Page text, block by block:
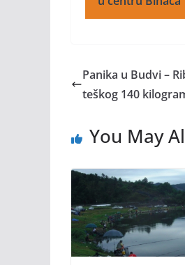
Panika u Budvi –
teškog 140
You May